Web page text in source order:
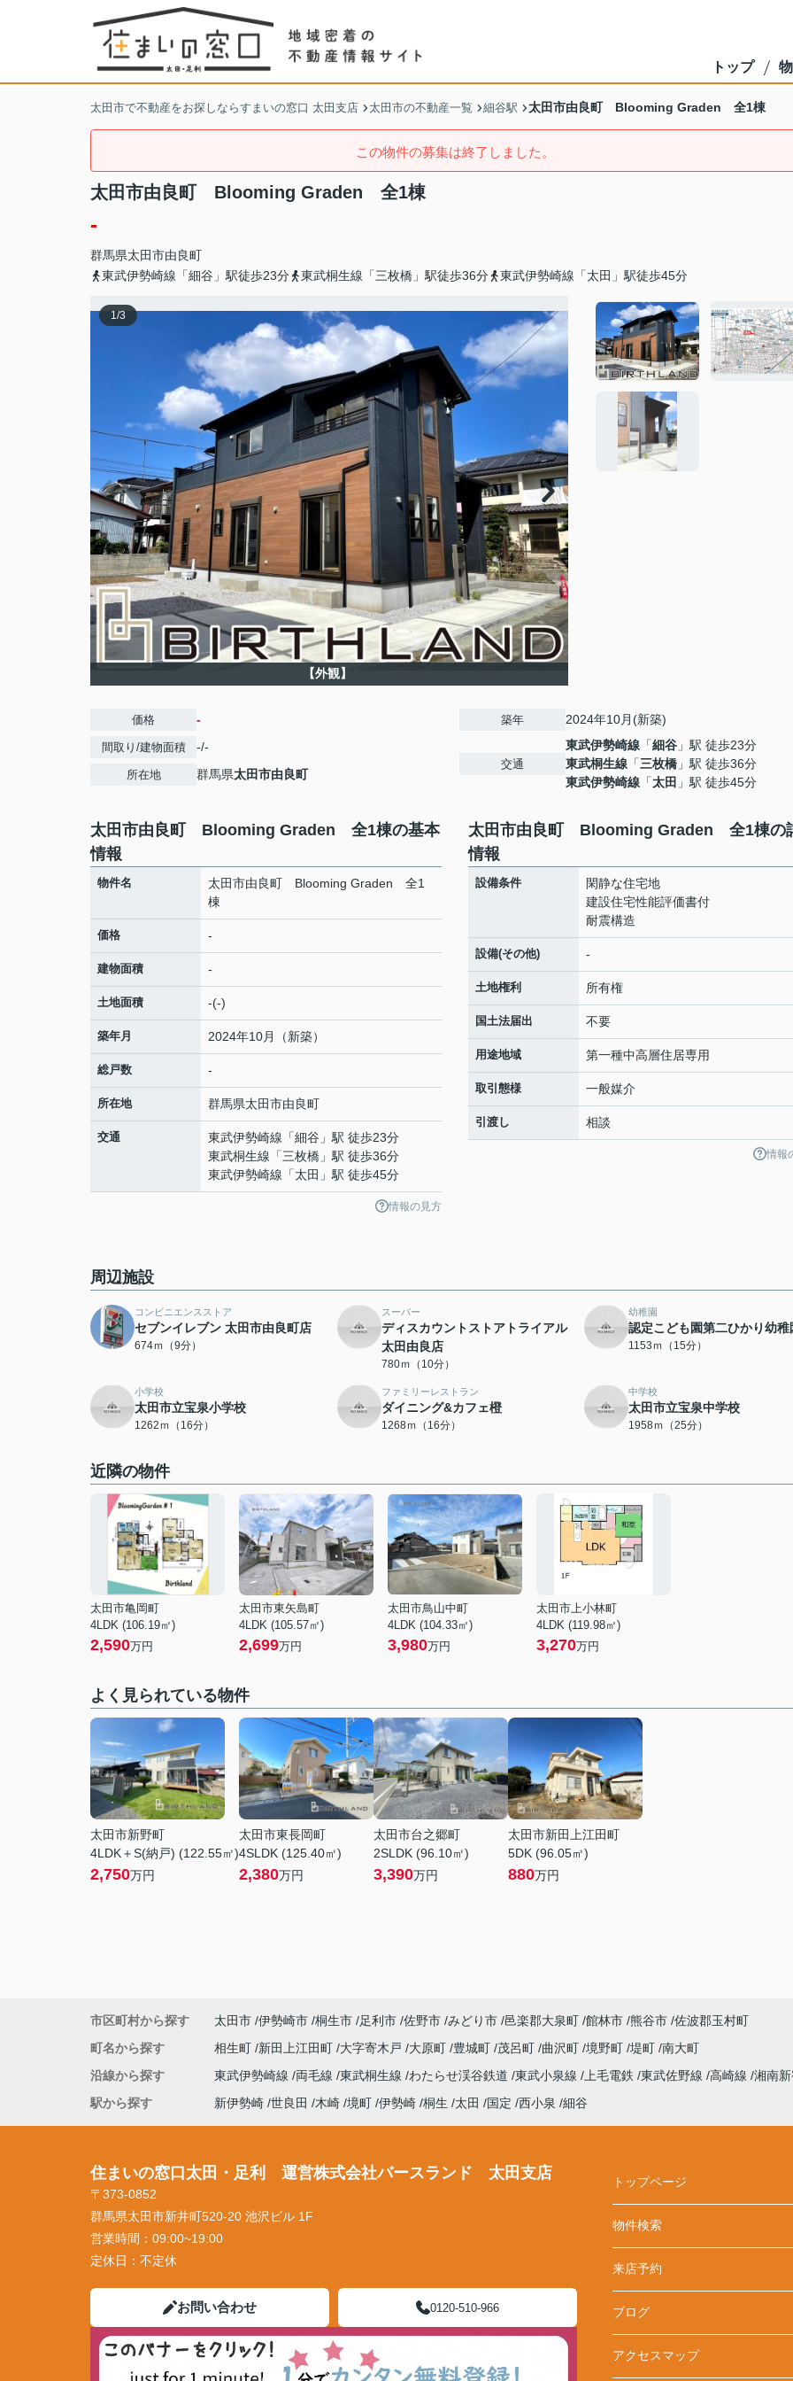
トップ
太田市で不動産をお探しならすまいの窓口 太田支店 太田市の不動産一覧 細谷駅 太田市由良町 Blooming Graden 全1棟
この物件の募集は終了しました。
太田市由良町 Blooming Graden 全1棟
-
群馬県太田市由良町
東武伊勢崎線「細谷」駅徒歩23分
東武桐生線「三枚橋」駅徒歩36分 東武伊勢崎線「太田」駅徒歩45分
1/3
【外観】
価格 -
間取り/建物面積 -/-
所在地 群馬県太田市由良町
築年 2024年10月(新築)
交通
東武伊勢崎線 「細谷 」駅 徒歩23分
東武桐生線 「三枚橋 」駅 徒歩36分
東武伊勢崎線 「太田 」駅 徒歩45分
太田市由良町 Blooming Graden 全1棟の基本
情報
物件名
太田市由良町 Blooming Graden 全1
棟
価格 -
建物面積 -
土地面積 -(-)
築年月 2024年10月（新築）
総戸数 -
所在地 群馬県太田市由良町
交通 東武伊勢崎線 「細谷 」駅 徒歩23分
東武桐生線 「三枚橋 」駅 徒歩36分
東武伊勢崎線 「太田 」駅 徒歩45分
情報の見方
太田市由良町 Blooming Graden 全1棟の
情報
設備条件
閑静な住宅地
建設住宅性能評価書付
耐震構造
設備(その他) -
土地権利 所有権
国土法届出 不要
用途地域 第一種中高層住居専用
取引態様 一般媒介
引渡し 相談
情報
周辺施設
コンビニエンスストア
セブンイレブン 太田市由良町店
674ｍ（9分）
スーパー
ディスカウントストアトライアル
太田由良店
780ｍ（10分）
幼稚園
認定こども園第二ひかり幼稚
1153ｍ（15分）
小学校
太田市立宝泉小学校
1262ｍ（16分）
ファミリーレストラン
ダイニング&カフェ橙
1268ｍ（16分）
中学校
太田市立宝泉中学校
1958ｍ（25分）
近隣の物件
太田市亀岡町
4LDK (106.19㎡)
2,590万円
太田市東矢島町
4LDK (105.57㎡)
2,699万円
太田市鳥山中町
4LDK (104.33㎡)
3,980万円
太田市上小林町
4LDK (119.98㎡)
3,270万円
よく見られている物件
太田市新野町
4LDK＋S(納戸) (122.55㎡)
2,750万円
太田市東長岡町
4SLDK (125.40㎡)
2,380万円
太田市台之郷町
2SLDK (96.10㎡)
3,390万円
太田市新田上江田町
5DK (96.05㎡)
880万円
市区町村から探す 太田市 伊勢崎市 桐生市 足利市 佐野市 みどり市 邑楽郡大泉町 館林市 熊谷市 佐波郡玉村町
町名から探す
相生町 新田上江田町 大字寄木戸 大原町 豊城町 茂呂町 曲沢町 境野町 堤町 南大町
沿線から探す
東武伊勢崎線 両毛線 東武桐生線 わたらせ渓谷鉄道 東武小泉線 上毛電鉄 東武佐野線 高崎線 湘南
駅から探す
新伊勢崎 世良田 木崎 境町 伊勢崎 桐生 太田 国定 西小泉 細谷
住まいの窓口太田・足利 運営株式会社バースランド 太田支店
〒373-0852
群馬県太田市新井町520-20 池沢ビル 1F
営業時間： 09:00~19:00
定休日： 不定休
お問い合わせ 0120-510-966
トップページ
物件検索
来店予約
ブログ
アクセスマップ